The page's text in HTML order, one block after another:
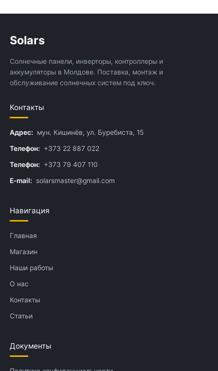
Solars
Солнечные панели, инверторы, контроллеры и
аккумуляторы в Молдове. Поставка, монтаж и
обслуживание солнечных систем под ключ.
Контакты
Адрес: мун. Кишинёв, ул. Буребиста, 15
Телефон: +373 22 887 022
Телефон: +373 79 407 110
E-mail: solarsmaster@gmail.com
Навигация
Главная
Магазин
Наши работы
О нас
Контакты
Статьи
Документы